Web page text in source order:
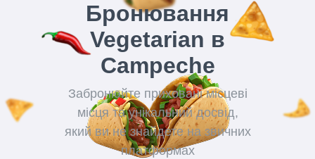
Бронювання
Vegetarian в
Campeche
Забронюйте приховані місцеві
місця та унікальний досвід,
який ви не знайдете на звичних
платформах